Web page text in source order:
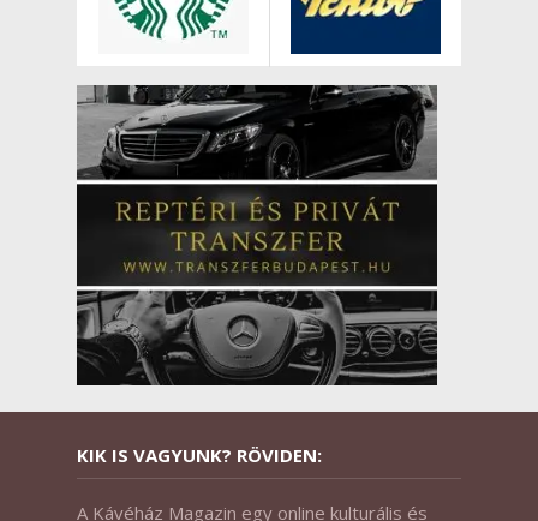
KIK IS VAGYUNK? RÖVIDEN:
A Kávéház Magazin egy online kulturális és